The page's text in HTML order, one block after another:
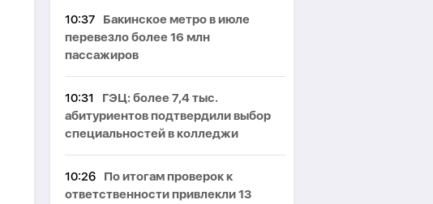
10:37
Бакинское метро в июле
перевезло более 16 млн
пассажиров
10:31
ГЭЦ: более 7,4 тыс.
абитуриентов подтвердили выбор
специальностей в колледжи
10:26
По итогам проверок к
ответственности привлекли 13